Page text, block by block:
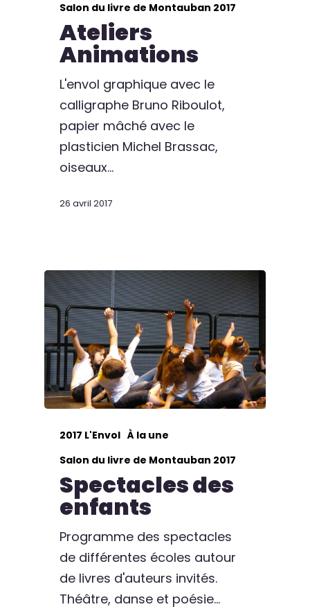
Salon du livre de Montauban 2017
Ateliers
Animations
L'envol graphique avec le
calligraphe Bruno Riboulot,
papier mâché avec le
plasticien Michel Brassac,
oiseaux…
26 avril 2017
2017 L'Envol À la une
Salon du livre de Montauban 2017
Spectacles des
enfants
Programme des spectacles
de différentes écoles autour
de livres d'auteurs invités.
Théâtre, danse et poésie…